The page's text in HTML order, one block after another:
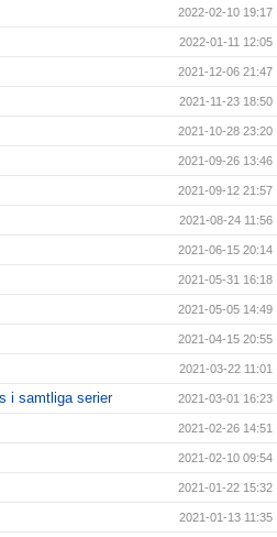
2022-02-10 19:17
2022-01-11 12:05
2021-12-06 21:47
2021-11-23 18:50
2021-10-28 23:20
2021-09-26 13:46
2021-09-12 21:57
2021-08-24 11:56
2021-06-15 20:14
2021-05-31 16:18
2021-05-05 14:49
2021-04-15 20:55
2021-03-22 11:01
i samtliga serier 2021-03-01 16:23
2021-02-26 14:51
2021-02-10 09:54
2021-01-22 15:32
2021-01-13 11:35